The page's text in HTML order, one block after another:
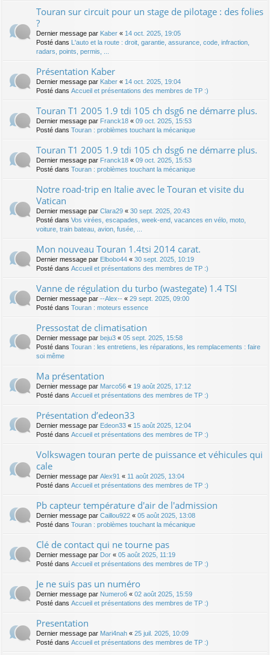
Touran sur circuit pour un stage de pilotage : des folies
?
Dernier message par Kaber « 14 oct. 2025, 19:05
Posté dans L'auto et la route : droit, garantie, assurance, code, infraction,
radars, points, permis, ...
Présentation Kaber
Dernier message par Kaber « 14 oct. 2025, 19:04
Posté dans Accueil et présentations des membres de TP :)
Touran T1 2005 1.9 tdi 105 ch dsg6 ne démarre plus.
Dernier message par Franck18 « 09 oct. 2025, 15:53
Posté dans Touran : problèmes touchant la mécanique
Touran T1 2005 1.9 tdi 105 ch dsg6 ne démarre plus.
Dernier message par Franck18 « 09 oct. 2025, 15:53
Posté dans Touran : problèmes touchant la mécanique
Notre road-trip en Italie avec le Touran et visite du
Vatican
Dernier message par Clara29 « 30 sept. 2025, 20:43
Posté dans Vos virées, escapades, week-end, vacances en vélo, moto,
voiture, train bateau, avion, fusée, ...
Mon nouveau Touran 1.4tsi 2014 carat.
Dernier message par Elbobo44 « 30 sept. 2025, 10:19
Posté dans Accueil et présentations des membres de TP :)
Vanne de régulation du turbo (wastegate) 1.4 TSI
Dernier message par --Alex-- « 29 sept. 2025, 09:00
Posté dans Touran : moteurs essence
Pressostat de climatisation
Dernier message par beju3 « 05 sept. 2025, 15:58
Posté dans Touran : les entretiens, les réparations, les remplacements : faire
soi même
Ma présentation
Dernier message par Marco56 « 19 août 2025, 17:12
Posté dans Accueil et présentations des membres de TP :)
Présentation d’edeon33
Dernier message par Edeon33 « 15 août 2025, 12:04
Posté dans Accueil et présentations des membres de TP :)
Volkswagen touran perte de puissance et véhicules qui
cale
Dernier message par Alex91 « 11 août 2025, 13:04
Posté dans Accueil et présentations des membres de TP :)
Pb capteur température d'air de l'admission
Dernier message par Caillou922 « 05 août 2025, 13:08
Posté dans Touran : problèmes touchant la mécanique
Clé de contact qui ne tourne pas
Dernier message par Dor « 05 août 2025, 11:19
Posté dans Accueil et présentations des membres de TP :)
Je ne suis pas un numéro
Dernier message par Numero6 « 02 août 2025, 15:59
Posté dans Accueil et présentations des membres de TP :)
Presentation
Dernier message par Mari4nah « 25 juil. 2025, 10:09
Posté dans Accueil et présentations des membres de TP :)